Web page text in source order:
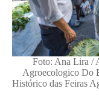
Foto: Ana Lira /
Agroecologico Do
Histórico das Feiras